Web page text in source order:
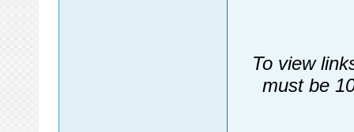
To view
must be